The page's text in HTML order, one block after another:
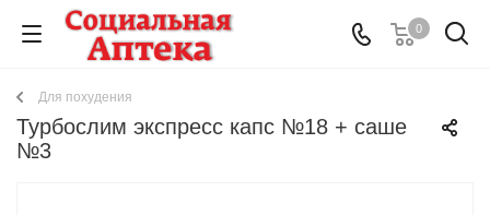
0
Для похудения
Турбослим экспресс капс №18 + саше
№3